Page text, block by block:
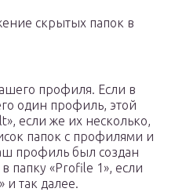
скрытых папок в
профиля. Если в
один профиль, этой
если же их несколько,
папок с профилями и
профиль был создан
папку «Profile 1», если
и так далее.